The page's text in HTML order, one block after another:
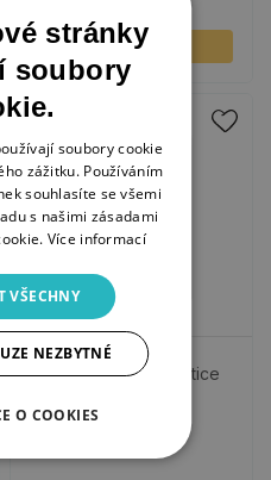
KOUPIT
-50%
Poslední kusy
Dřevěné razítko - Kytice
stránky
soubory
soubory cookie
zážitku. Používáním
souhlasíte se všemi
s našimi zásadami
Více informací
VŠECHNY
NEZBYTNÉ
O COOKIES